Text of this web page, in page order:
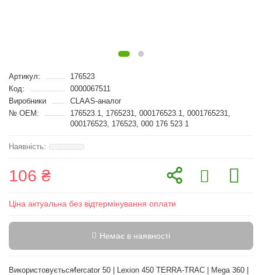
Артикул:
176523
Код:
0000067511
Виробники
CLAAS-аналог
№ OEM:
176523.1, 1765231, 000176523.1, 0001765231,
000176523, 176523, 000 176 523 1
106 ₴
Ціна актуальна без відтермінування оплати
Немає в наявності
ВикористовуєтьсяMercator 50 | Lexion 450 TERRA-TRAC | Mega 360 |